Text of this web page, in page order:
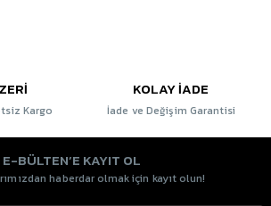
Kargo
KOLAY İADE
İade ve Değişim Garantisi
E-BÜLTEN’E KAYIT OL
haberdar olmak için kayıt olun!